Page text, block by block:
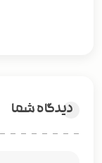
دیدگاه شما